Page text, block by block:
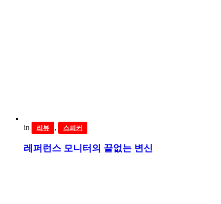
in 리뷰 , 스피커
레퍼런스 모니터의 끝없는 변신